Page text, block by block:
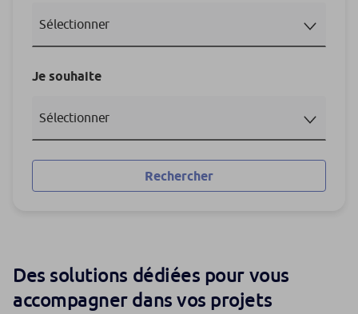
Je souhaite
Rechercher
Des solutions dédiées pour vous
accompagner dans vos projets